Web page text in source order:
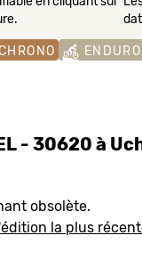
ENDURO
- 30620 à
obsolète.
la plus